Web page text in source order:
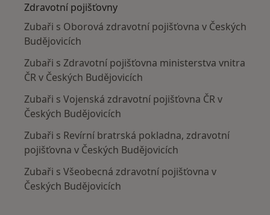
Zdravotní pojišťovny
Zubaři s Oborová zdravotní pojišťovna v Českých
Budějovicích
Zubaři s Zdravotní pojišťovna ministerstva vnitra
ČR v Českých Budějovicích
Zubaři s Vojenská zdravotní pojišťovna ČR v
Českých Budějovicích
Zubaři s Revírní bratrská pokladna, zdravotní
pojišťovna v Českých Budějovicích
Zubaři s Všeobecná zdravotní pojišťovna v
Českých Budějovicích